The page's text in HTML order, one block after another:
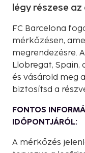
légy részese
FC Barcelona
mérkőzésen,
megrendezésre.
Llobregat, Spain,
és vásárold meg
biztosítsd a
FONTOS
IDŐPONTJÁRÓL:
A mérkőzés